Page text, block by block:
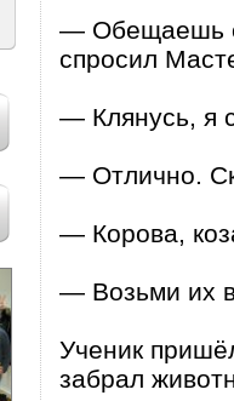
— Обещаешь
спросил
— Клянусь, я
— Отлично.
— Корова,
— Возьми их
Ученик
забрал